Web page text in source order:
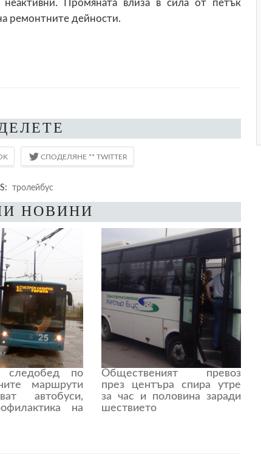
Промяната влиза в сила от петък
ремонтните дейности.
тролейбус
НОВИНИ
следобед по
маршрути
автобуси,
на
Общественият превоз
през центъра спира утре
за час и половина заради
шествието